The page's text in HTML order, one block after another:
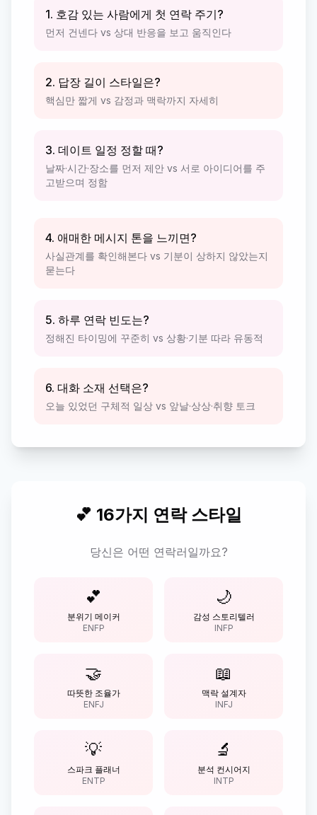
1. 호감 있는 사람에게 첫 연락 주기?
먼저 건넨다 vs 상대 반응을 보고 움직인다
2. 답장 길이 스타일은?
핵심만 짧게 vs 감정과 맥락까지 자세히
3. 데이트 일정 정할 때?
날짜·시간·장소를 먼저 제안 vs 서로 아이디어를 주
고받으며 정함
4. 애매한 메시지 톤을 느끼면?
사실관계를 확인해본다 vs 기분이 상하지 않았는지
묻는다
5. 하루 연락 빈도는?
정해진 타이밍에 꾸준히 vs 상황·기분 따라 유동적
6. 대화 소재 선택은?
오늘 있었던 구체적 일상 vs 앞날·상상·취향 토크
💕 16가지 연락 스타일
당신은 어떤 연락러일까요?
💕
분위기 메이커
ENFP
🌙
감성 스토리텔러
INFP
🤝
따뜻한 조율가
ENFJ
📖
맥락 설계자
INFJ
💡
스파크 플래너
ENTP
🔬
분석 컨시어지
INTP